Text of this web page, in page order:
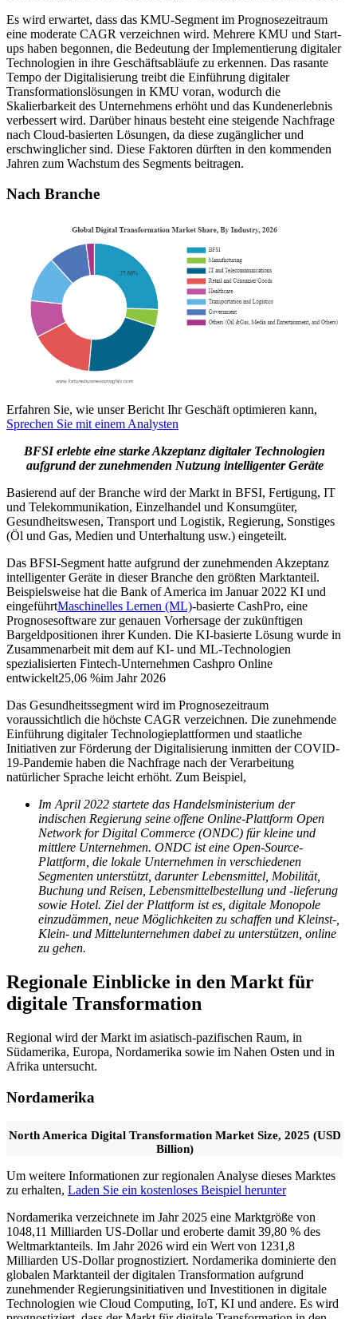
Es wird erwartet, dass das KMU-Segment im Prognosezeitraum
eine moderate CAGR verzeichnen wird. Mehrere KMU und Start-
ups haben begonnen, die Bedeutung der Implementierung digitaler
Technologien in ihre Geschäftsabläufe zu erkennen. Das rasante
Tempo der Digitalisierung treibt die Einführung digitaler
Transformationslösungen in KMU voran, wodurch die
Skalierbarkeit des Unternehmens erhöht und das Kundenerlebnis
verbessert wird. Darüber hinaus besteht eine steigende Nachfrage
nach Cloud-basierten Lösungen, da diese zugänglicher und
erschwinglicher sind. Diese Faktoren dürften in den kommenden
Jahren zum Wachstum des Segments beitragen.
Nach Branche
Erfahren Sie, wie unser Bericht Ihr Geschäft optimieren kann,
Sprechen Sie mit einem Analysten
BFSI erlebte eine starke Akzeptanz digitaler Technologien
aufgrund der zunehmenden Nutzung intelligenter Geräte
Basierend auf der Branche wird der Markt in BFSI, Fertigung, IT
und Telekommunikation, Einzelhandel und Konsumgüter,
Gesundheitswesen, Transport und Logistik, Regierung, Sonstiges
(Öl und Gas, Medien und Unterhaltung usw.) eingeteilt.
Das BFSI-Segment hatte aufgrund der zunehmenden Akzeptanz
intelligenter Geräte in dieser Branche den größten Marktanteil.
Beispielsweise hat die Bank of America im Januar 2022 KI und
eingeführtMaschinelles Lernen (ML)-basierte CashPro, eine
Prognosesoftware zur genauen Vorhersage der zukünftigen
Bargeldpositionen ihrer Kunden. Die KI-basierte Lösung wurde in
Zusammenarbeit mit dem auf KI- und ML-Technologien
spezialisierten Fintech-Unternehmen Cashpro Online
entwickelt25,06 %im Jahr 2026
Das Gesundheitssegment wird im Prognosezeitraum
voraussichtlich die höchste CAGR verzeichnen. Die zunehmende
Einführung digitaler Technologieplattformen und staatliche
Initiativen zur Förderung der Digitalisierung inmitten der COVID-
19-Pandemie haben die Nachfrage nach der Verarbeitung
natürlicher Sprache leicht erhöht. Zum Beispiel,
Im April 2022 startete das Handelsministerium der
indischen Regierung seine offene Online-Plattform Open
Network for Digital Commerce (ONDC) für kleine und
mittlere Unternehmen. ONDC ist eine Open-Source-
Plattform, die lokale Unternehmen in verschiedenen
Segmenten unterstützt, darunter Lebensmittel, Mobilität,
Buchung und Reisen, Lebensmittelbestellung und -lieferung
sowie Hotel. Ziel der Plattform ist es, digitale Monopole
einzudämmen, neue Möglichkeiten zu schaffen und Kleinst-,
Klein- und Mittelunternehmen dabei zu unterstützen, online
zu gehen.
Regionale Einblicke in den Markt für
digitale Transformation
Regional wird der Markt im asiatisch-pazifischen Raum, in
Südamerika, Europa, Nordamerika sowie im Nahen Osten und in
Afrika untersucht.
Nordamerika
North America Digital Transformation Market Size, 2025 (USD
Billion)
Um weitere Informationen zur regionalen Analyse dieses Marktes
zu erhalten, Laden Sie ein kostenloses Beispiel herunter
Nordamerika verzeichnete im Jahr 2025 eine Marktgröße von
1048,11 Milliarden US-Dollar und eroberte damit 39,80 % des
Weltmarktanteils. Im Jahr 2026 wird ein Wert von 1231,8
Milliarden US-Dollar prognostiziert. Nordamerika dominierte den
globalen Marktanteil der digitalen Transformation aufgrund
zunehmender Regierungsinitiativen und Investitionen in digitale
Technologien wie Cloud Computing, IoT, KI und andere. Es wird